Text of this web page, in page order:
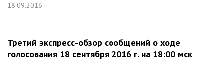
18.09.2016
Третий экспресс-обзор сообщений о ходе
голосования 18 сентября 2016 г. на 18:00 мск